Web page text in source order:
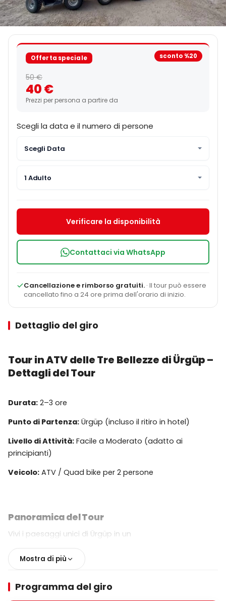
Dettaglio del giro
Tour in ATV delle Tre Bellezze di Ürgüp –
Dettagli del Tour
Durata: 2–3 ore
Punto di Partenza: Ürgüp (incluso il ritiro in hotel)
Livello di Attività: Facile a Moderato (adatto ai
principianti)
Veicolo: ATV / Quad bike per 2 persone
Panoramica del Tour
Vivi i paesaggi unici di Ürgüp in un
emozionanteavventura in ATV
terreno accidentato della Cappadocia, esplora i punti
panoramici e scopri i più famosi luoghi naturali della
regione. Questo tour è perfetto per gli amanti
dell'avventura, i fotografi e chiunque desideri esplorare
Mostra di più
Programma del giro
sconto %20
Offerta speciale
50 €
40 €
Prezzi per persona a partire da
Scegli la data e il numero di persone
Scegli Data
1 Adulto
Verificare la disponibilità
Contattaci via WhatsApp
Cancellazione e rimborso gratuiti. · Il tour può essere
cancellato fino a 24 ore prima dell'orario di inizio.